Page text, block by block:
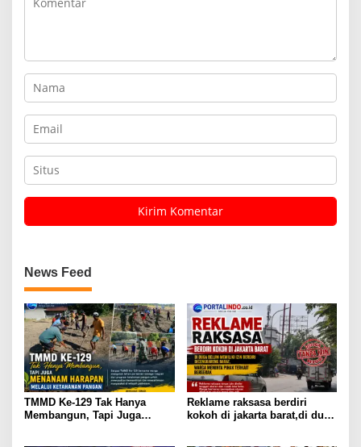
News Feed
TMMD Ke-129 Tak Hanya
Membangun, Tapi Juga
Reklame raksasa berdiri
kokoh di jakarta barat,di duga